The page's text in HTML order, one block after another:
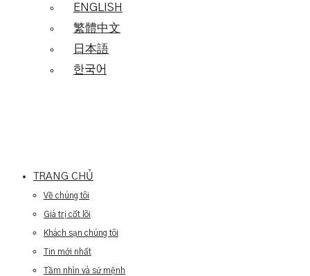
ENGLISH
繁體中文
日本語
한국어
TRANG CHỦ
Về chúng tôi
Giá trị cốt lõi
Khách sạn chúng tôi
Tin mới nhất
Tầm nhìn và sứ mệnh